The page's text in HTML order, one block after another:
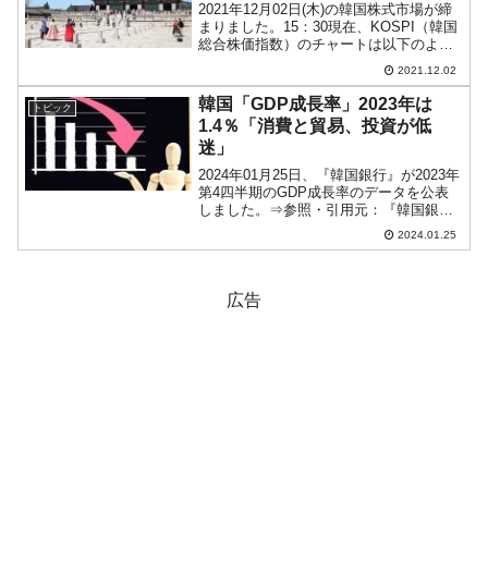
2021年12月02日(木)の韓国株式市場が締
まりました。15：30現在、KOSPI（韓国
総合株価指数）のチャートは以下のよう
『Investing.com』より引用）。力強い陽
線となりました。KOSPIは「2,94...
2021.12.02
トピック
韓国「GDP成長率」2023年は
1.4％「消費と貿易、投資が低
迷」
2024年01月25日、『韓国銀行』が2023年
第4四半期のGDP成長率のデータを公表
しました。⇒参照・引用元：『韓国銀
行』公式サイト「2023年第4四半期及び
年間実質国内総生産（速報）」あくまで
2024.01.25
広告